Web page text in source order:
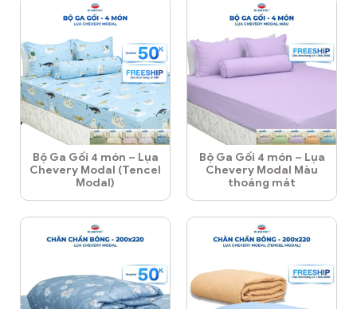
Bộ Ga Gối 4 món – Lụa
Chevery Modal (Tencel
Modal)
Bộ Ga Gối 4 món – Lụa
Chevery Modal Màu
thoáng mát